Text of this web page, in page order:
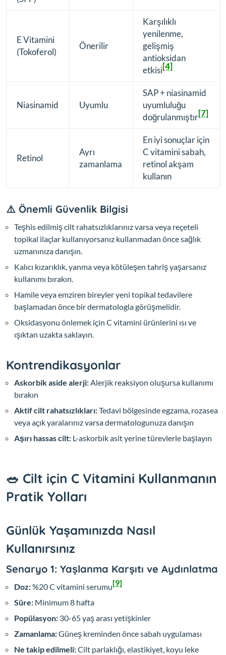
E Vitamini
(Tokoferol)
Önerilir
Karşılıklı
yenilenme,
gelişmiş
antioksidan
etkisi[4]
Niasinamid Uyumlu
SAP + niasinamid
uyumluluğu
doğrulanmıştır[7]
Retinol
Ayrı
zamanlama
En iyi sonuçlar için
C vitamini sabah,
retinol akşam
kullanın
⚠️ Önemli Güvenlik Bilgisi
Teşhis edilmiş cilt rahatsızlıklarınız varsa veya reçeteli
topikal ilaçlar kullanıyorsanız kullanmadan önce sağlık
uzmanınıza danışın.
Kalıcı kızarıklık, yanma veya kötüleşen tahriş yaşarsanız
kullanımı bırakın.
Hamile veya emziren bireyler yeni topikal tedavilere
başlamadan önce bir dermatologla görüşmelidir.
Oksidasyonu önlemek için C vitamini ürünlerini ısı ve
ışıktan uzakta saklayın.
Kontrendikasyonlar
Askorbik aside alerji:Alerjik reaksiyon oluşursa kullanımı
bırakın
Aktif cilt rahatsızlıkları:Tedavi bölgesinde egzama, rozasea
veya açık yaralarınız varsa dermatologunuza danışın
Aşırı hassas cilt: L-askorbik asit yerine türevlerle başlayın
🥗 Cilt için C Vitamini Kullanmanın
Pratik Yolları
Günlük Yaşamınızda Nasıl
Kullanırsınız
Senaryo 1: Yaşlanma Karşıtı ve Aydınlatma
Doz:%20 C vitamini serumu[9]
Süre: Minimum 8 hafta
Popülasyon: 30-65 yaş arası yetişkinler
Zamanlama:Güneş kreminden önce sabah uygulaması
Ne takip edilmeli:Cilt parlaklığı, elastikiyet, koyu leke